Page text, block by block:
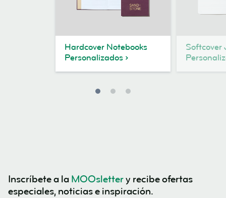
Hardcover Notebooks
Personalizados
Softcover
Inscríbete a la MOOslettery recibe ofertas
especiales, noticias e inspiración.